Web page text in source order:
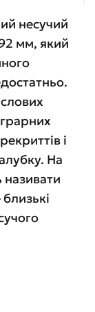
несучий
мм, який
і
На